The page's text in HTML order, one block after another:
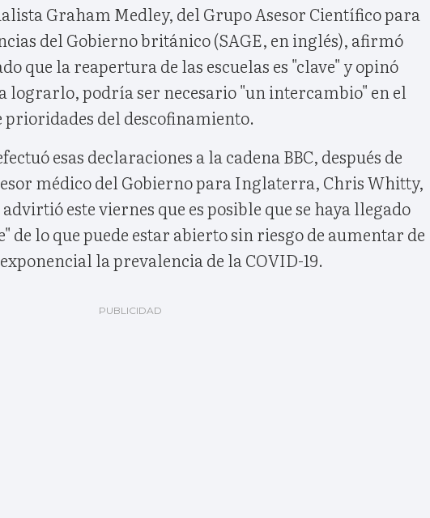
Graham Medley, del Grupo Asesor Científico para
del Gobierno británico (SAGE, en inglés), afirmó
que la reapertura de las escuelas es "clave" y opinó
lograrlo, podría ser necesario "un intercambio" en el
prioridades del descofinamiento.
esas declaraciones a la cadena BBC, después de
médico del Gobierno para Inglaterra, Chris Whitty,
este viernes que es posible que se haya llegado
de lo que puede estar abierto sin riesgo de aumentar de
la prevalencia de la COVID-19.